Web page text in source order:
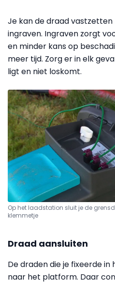
Je kan de draad
ingraven. Ingraven zorgt
en minder kans op
meer tijd. Zorg er in elk
ligt en niet loskomt.
Op het laadstation sluit je de
klemmetje
Draad aansluiten
De draden die je fixeerde
naar het platform. Daar